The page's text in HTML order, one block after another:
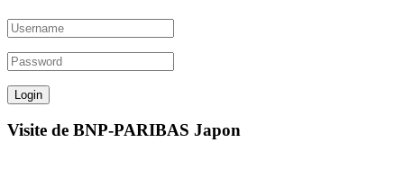
Visite de BNP-PARIBAS Japon